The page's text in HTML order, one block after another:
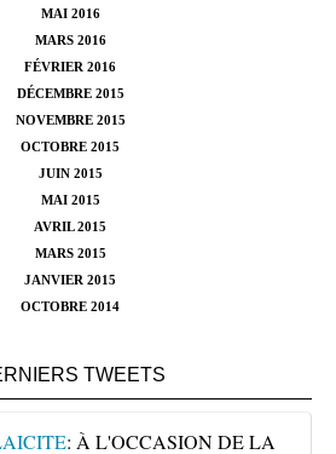
MAI 2016
MARS 2016
FÉVRIER 2016
DÉCEMBRE 2015
NOVEMBRE 2015
OCTOBRE 2015
JUIN 2015
MAI 2015
AVRIL 2015
MARS 2015
JANVIER 2015
OCTOBRE 2014
TWEETS
: À L'OCCASION DE LA